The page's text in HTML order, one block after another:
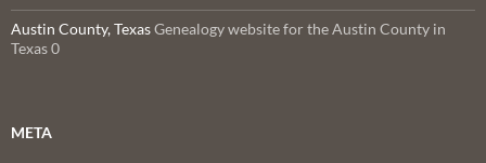
Austin County, TexasGenealogy website for the Austin County in
Texas 0
META